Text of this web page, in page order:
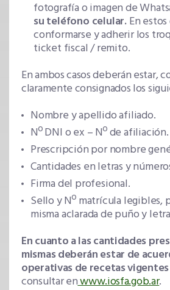
fotografía o imagen de
su teléfono celular.En
conformarse y adherir los
ticket fiscal / remito.
En ambos casos deberán estar,
claramente consignados los
Nombre y apellido afiliado.
Nº DNI o ex – Nº de afiliación.
Prescripción por nombre
Cantidades en letras y
Firma del profesional.
Sello y Nº matrícula legibles,
misma aclarada de puño y
En cuanto a las cantidades
mismas deberán estar de
operativas de recetas vigentes
consultar enwww.iosfa.gob.ar.